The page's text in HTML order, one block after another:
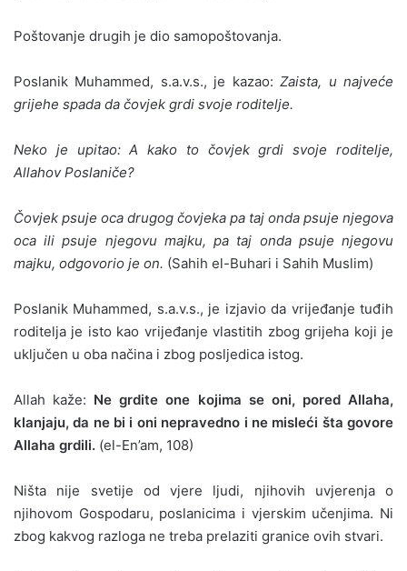
Poštovanje drugih je dio samopoštovanja.
Poslanik Muhammed, s.a.v.s., je kazao:Zaista, u najveće
grijehe spada da čovjek grdi svoje roditelje.
Neko je upitao: A kako to čovjek grdi svoje roditelje,
Allahov Poslaniče?
Čovjek psuje oca drugog čovjeka pa taj onda psuje njegova
oca ili psuje njegovu majku, pa taj onda psuje njegovu
majku, odgovorio je on. (Sahih el-Buhari i Sahih Muslim)
Poslanik Muhammed, s.a.v.s., je izjavio da vrijeđanje tuđih
roditelja je isto kao vrijeđanje vlastitih zbog grijeha koji je
uključen u oba načina i zbog posljedica istog.
Allah kaže: Ne grdite one kojima se oni, pored Allaha,
klanjaju, da ne bi i oni nepravedno i ne misleći šta govore
Allaha grdili. (el-En’am, 108)
Ništa nije svetije od vjere ljudi, njihovih uvjerenja o
njihovom Gospodaru, poslanicima i vjerskim učenjima. Ni
zbog kakvog razloga ne treba prelaziti granice ovih stvari.